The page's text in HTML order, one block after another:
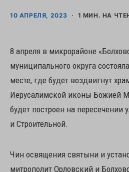
10 АПРЕЛЯ, 2023 1 МИН. НА
8 апреля в микрорайоне
муниципального округа
месте, где будет воздвигнут
Иерусалимской иконы Божией
будет построен на пересечении
и Строительной.
Чин освящения святыни и
митрополит Орловский и